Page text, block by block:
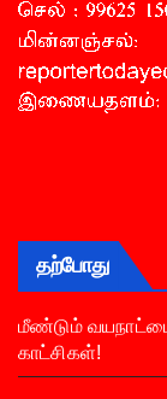
தற்போது
மீண்டும் வயநாட்டை
காட்சிகள்!